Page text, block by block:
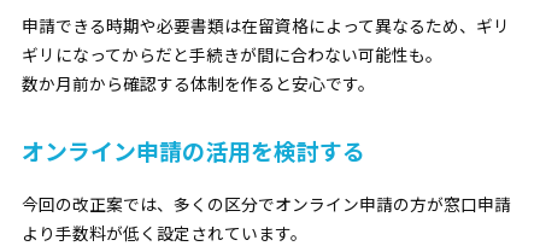
申請できる時期や必要書類は在留資格によって異なるため、ギリ
ギリになってからだと手続きが間に合わない可能性も。
数か月前から確認する体制を作ると安心です。
オンライン申請の活用を検討する
今回の改正案では、多くの区分でオンライン申請の方が窓口申請
より手数料が低く設定されています。